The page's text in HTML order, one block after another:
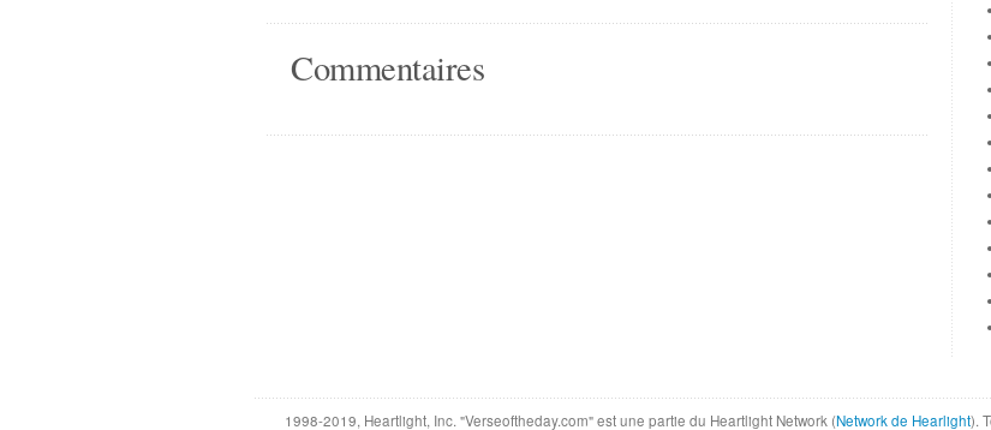
Commentaires
1998-2019, Heartlight, Inc. "Verseoftheday.com" est une partie du Heartlight Network (Network de Hearlight).